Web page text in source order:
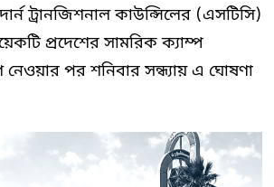
ট্রানজিশনাল কাউন্সিলের (এসটিসি)
প্রদেশের সামরিক ক্যাম্প
নেওয়ার পর শনিবার সন্ধ্যায় এ ঘোষণা